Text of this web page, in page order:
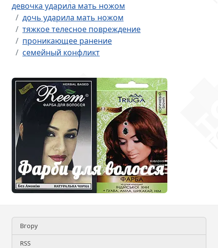
девочка ударила мать ножом
дочь ударила мать ножом
тяжкое телесное повреждение
проникающее ранение
семейный конфликт
Вгору
RSS